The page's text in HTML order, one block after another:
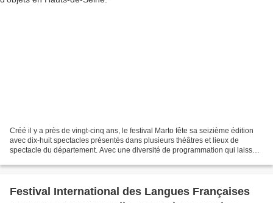
Créé il y a près de vingt-cinq ans, le festival Marto fête sa seizième édition
avec dix-huit spectacles présentés dans plusieurs théâtres et lieux de
spectacle du département. Avec une diversité de programmation qui laisse
Festival International des Langues Françaises